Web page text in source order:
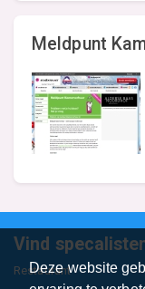
Deze website
Meldpunt
Vind
Restaurant